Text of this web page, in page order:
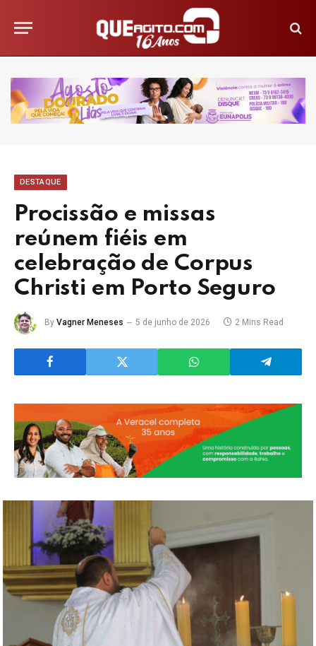
DESTAQUE
Procissão e missas
reúnem fiéis em
celebração de Corpus
Christi em Porto Seguro
By Vagner Meneses 5 de junho de 2026 2 Mins Read